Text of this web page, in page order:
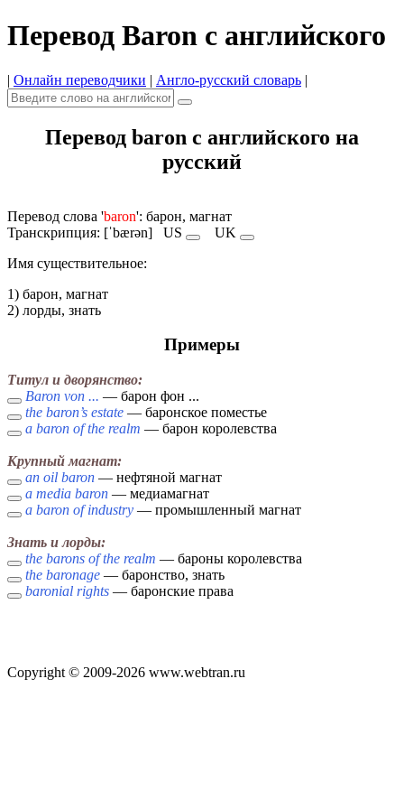
Перевод Baron с английского
| Онлайн переводчики | Англо-русский словарь |
Перевод baron с английского на
русский
Перевод слова 'baron': барон, магнат
Транскрипция: [ˈbærən] US
UK
Имя cуществительное:
1) барон, магнат
2) лорды, знать
Примеры
Титул и дворянство:
Baron von ... — барон фон ...
the baron’s estate — баронское поместье
a baron of the realm — барон королевства
Крупный магнат:
an oil baron — нефтяной магнат
a media baron — медиамагнат
a baron of industry — промышленный магнат
Знать и лорды:
the barons of the realm — бароны королевства
the baronage — баронство, знать
baronial rights — баронские права
Copyright © 2009-2026 www.webtran.ru